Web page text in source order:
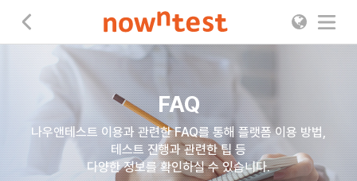
FAQ
나우앤테스트 이용과 관련한 FAQ를 통해 플랫폼 이용 방법,
테스트 진행과 관련한 팁 등
다양한 정보를 확인하실 수 있습니다.